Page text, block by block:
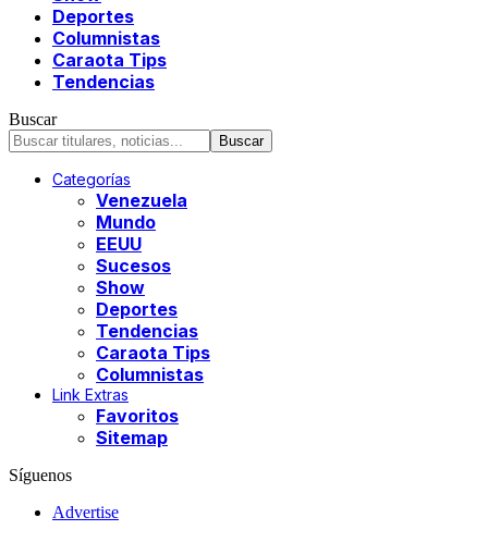
Deportes
Columnistas
Caraota Tips
Tendencias
Buscar
Categorías
Venezuela
Mundo
EEUU
Sucesos
Show
Deportes
Tendencias
Caraota Tips
Columnistas
Link Extras
Favoritos
Sitemap
Síguenos
Advertise